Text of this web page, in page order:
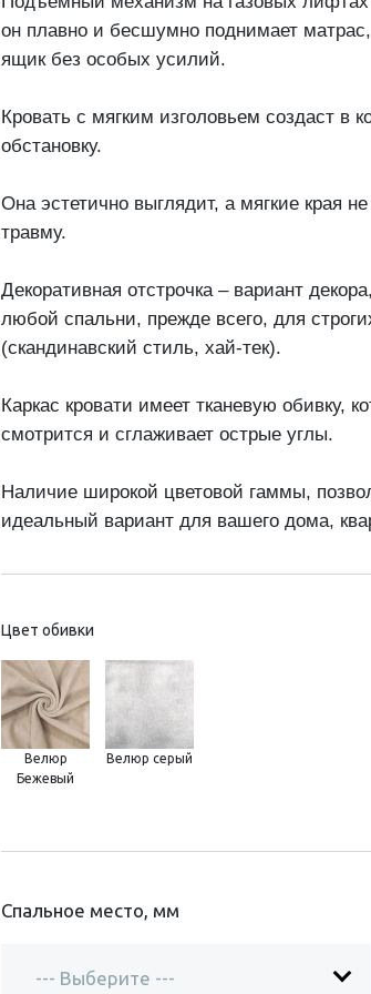
он плавно и бесшумно поднимает матрас,
ящик без особых усилий.
Кровать с мягким изголовьем создаст в
обстановку.
Она эстетично выглядит, а мягкие края
травму.
Декоративная отстрочка – вариант
любой спальни, прежде всего, для
(скандинавский стиль, хай-тек).
Каркас кровати имеет тканевую обивку,
смотрится и сглаживает острые углы.
Наличие широкой цветовой гаммы,
идеальный вариант для вашего дома,
Цвет обивки
Велюр
Бежевый
Велюр серый
Спальное место, мм